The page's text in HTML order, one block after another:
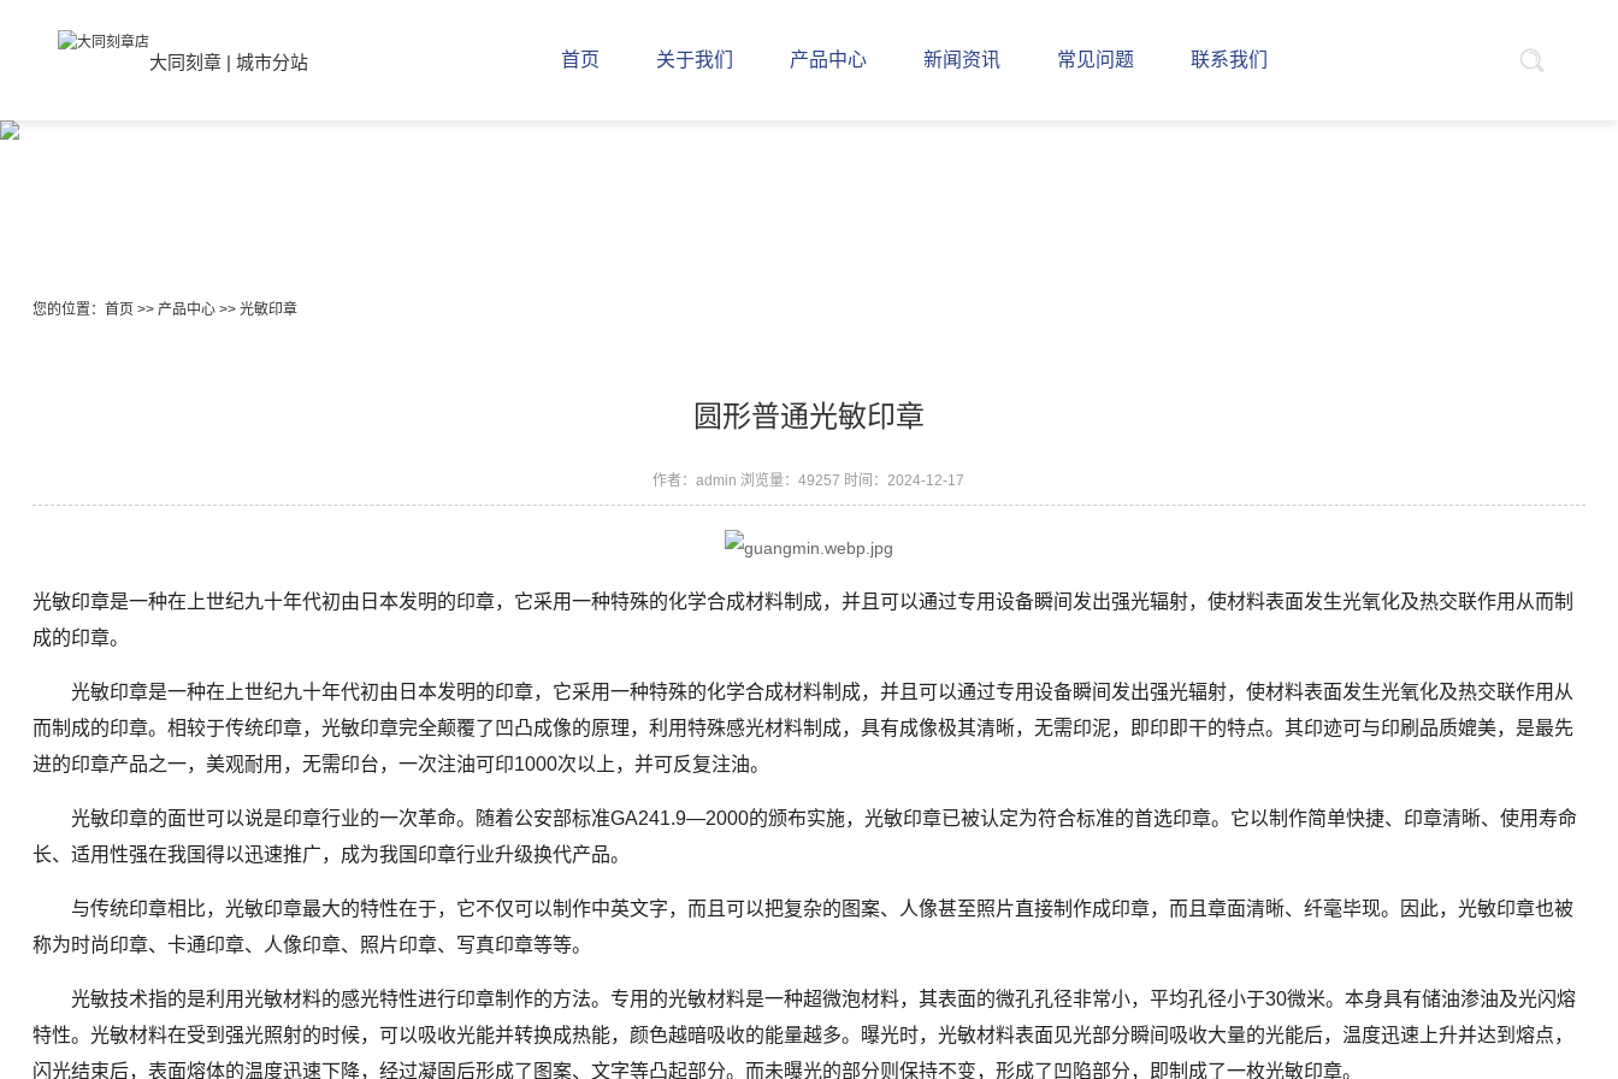
大同刻章 | 城市分站 首页 关于我们 产品中心 新闻资讯 常见问题 联系我们
您的位置： 首页>> 产品中心>> 光敏印章
圆形普通光敏印章
作者：admin 浏览量：49257 时间：2024-12-17
光敏印章是一种在上世纪九十年代初由日本发明的印章，它采用一种特殊的化学合成材料制成，并且可以通过专用设备瞬间发出强光辐射，使材料表面发生光氧化及热交联作用从而制
成的印章。
光敏印章是一种在上世纪九十年代初由日本发明的印章，它采用一种特殊的化学合成材料制成，并且可以通过专用设备瞬间发出强光辐射，使材料表面发生光氧化及热交联作用从
而制成的印章。相较于传统印章，光敏印章完全颠覆了凹凸成像的原理，利用特殊感光材料制成，具有成像极其清晰，无需印泥，即印即干的特点。其印迹可与印刷品质媲美，是最先
进的印章产品之一，美观耐用，无需印台，一次注油可印1000次以上，并可反复注油。
光敏印章的面世可以说是印章行业的一次革命。随着公安部标准GA241.9―2000的颁布实施，光敏印章已被认定为符合标准的首选印章。它以制作简单快捷、印章清晰、使用寿命
长、适用性强在我国得以迅速推广，成为我国印章行业升级换代产品。
与传统印章相比，光敏印章最大的特性在于，它不仅可以制作中英文字，而且可以把复杂的图案、人像甚至照片直接制作成印章，而且章面清晰、纤毫毕现。因此，光敏印章也被
称为时尚印章、卡通印章、人像印章、照片印章、写真印章等等。
光敏技术指的是利用光敏材料的感光特性进行印章制作的方法。专用的光敏材料是一种超微泡材料，其表面的微孔孔径非常小，平均孔径小于30微米。本身具有储油渗油及光闪熔
特性。光敏材料在受到强光照射的时候，可以吸收光能并转换成热能，颜色越暗吸收的能量越多。曝光时，光敏材料表面见光部分瞬间吸收大量的光能后，温度迅速上升并达到熔点，
闪光结束后，表面熔体的温度迅速下降，经过凝固后形成了图案、文字等凸起部分。而未曝光的部分则保持不变，形成了凹陷部分，即制成了一枚光敏印章。